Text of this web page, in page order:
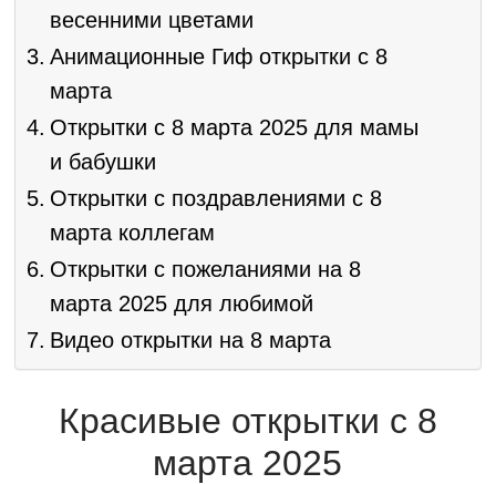
весенними цветами
Анимационные Гиф открытки с 8
марта
Открытки с 8 марта 2025 для мамы
и бабушки
Открытки с поздравлениями с 8
марта коллегам
Открытки с пожеланиями на 8
марта 2025 для любимой
Видео открытки на 8 марта
Красивые открытки с 8
марта 2025